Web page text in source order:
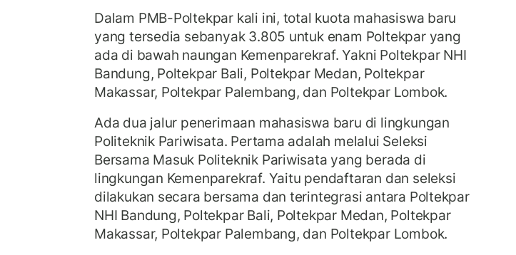
Dalam PMB-Poltekpar kali ini, total kuota mahasiswa baru
yang tersedia sebanyak 3.805 untuk enam Poltekpar yang
ada di bawah naungan Kemenparekraf. Yakni Poltekpar NHI
Bandung, Poltekpar Bali, Poltekpar Medan, Poltekpar
Makassar, Poltekpar Palembang, dan Poltekpar Lombok.
Ada dua jalur penerimaan mahasiswa baru di lingkungan
Politeknik Pariwisata. Pertama adalah melalui Seleksi
Bersama Masuk Politeknik Pariwisata yang berada di
lingkungan Kemenparekraf. Yaitu pendaftaran dan seleksi
dilakukan secara bersama dan terintegrasi antara Poltekpar
NHI Bandung, Poltekpar Bali, Poltekpar Medan, Poltekpar
Makassar, Poltekpar Palembang, dan Poltekpar Lombok.